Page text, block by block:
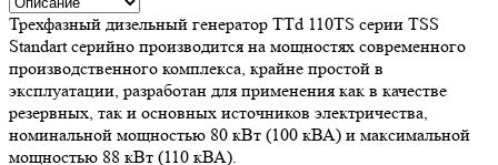
Трехфазный дизельный генератор TTd 110TS серии TSS
Standart серийно производится на мощностях современного
производственного комплекса, крайне простой в
эксплуатации, разработан для применения как в качестве
резервных, так и основных источников электричества,
номинальной мощностью 80 кВт (100 кВА) и максимальной
мощностью 88 кВт (110 кВА).